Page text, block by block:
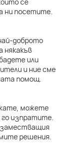
се
ни посетите.
доброто
някакъв
или
и ние сме
помощ.
можете
го изпратите.
решения.